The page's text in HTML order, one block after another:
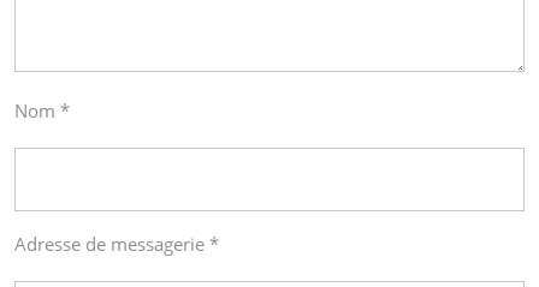
Nom *
Adresse de messagerie *